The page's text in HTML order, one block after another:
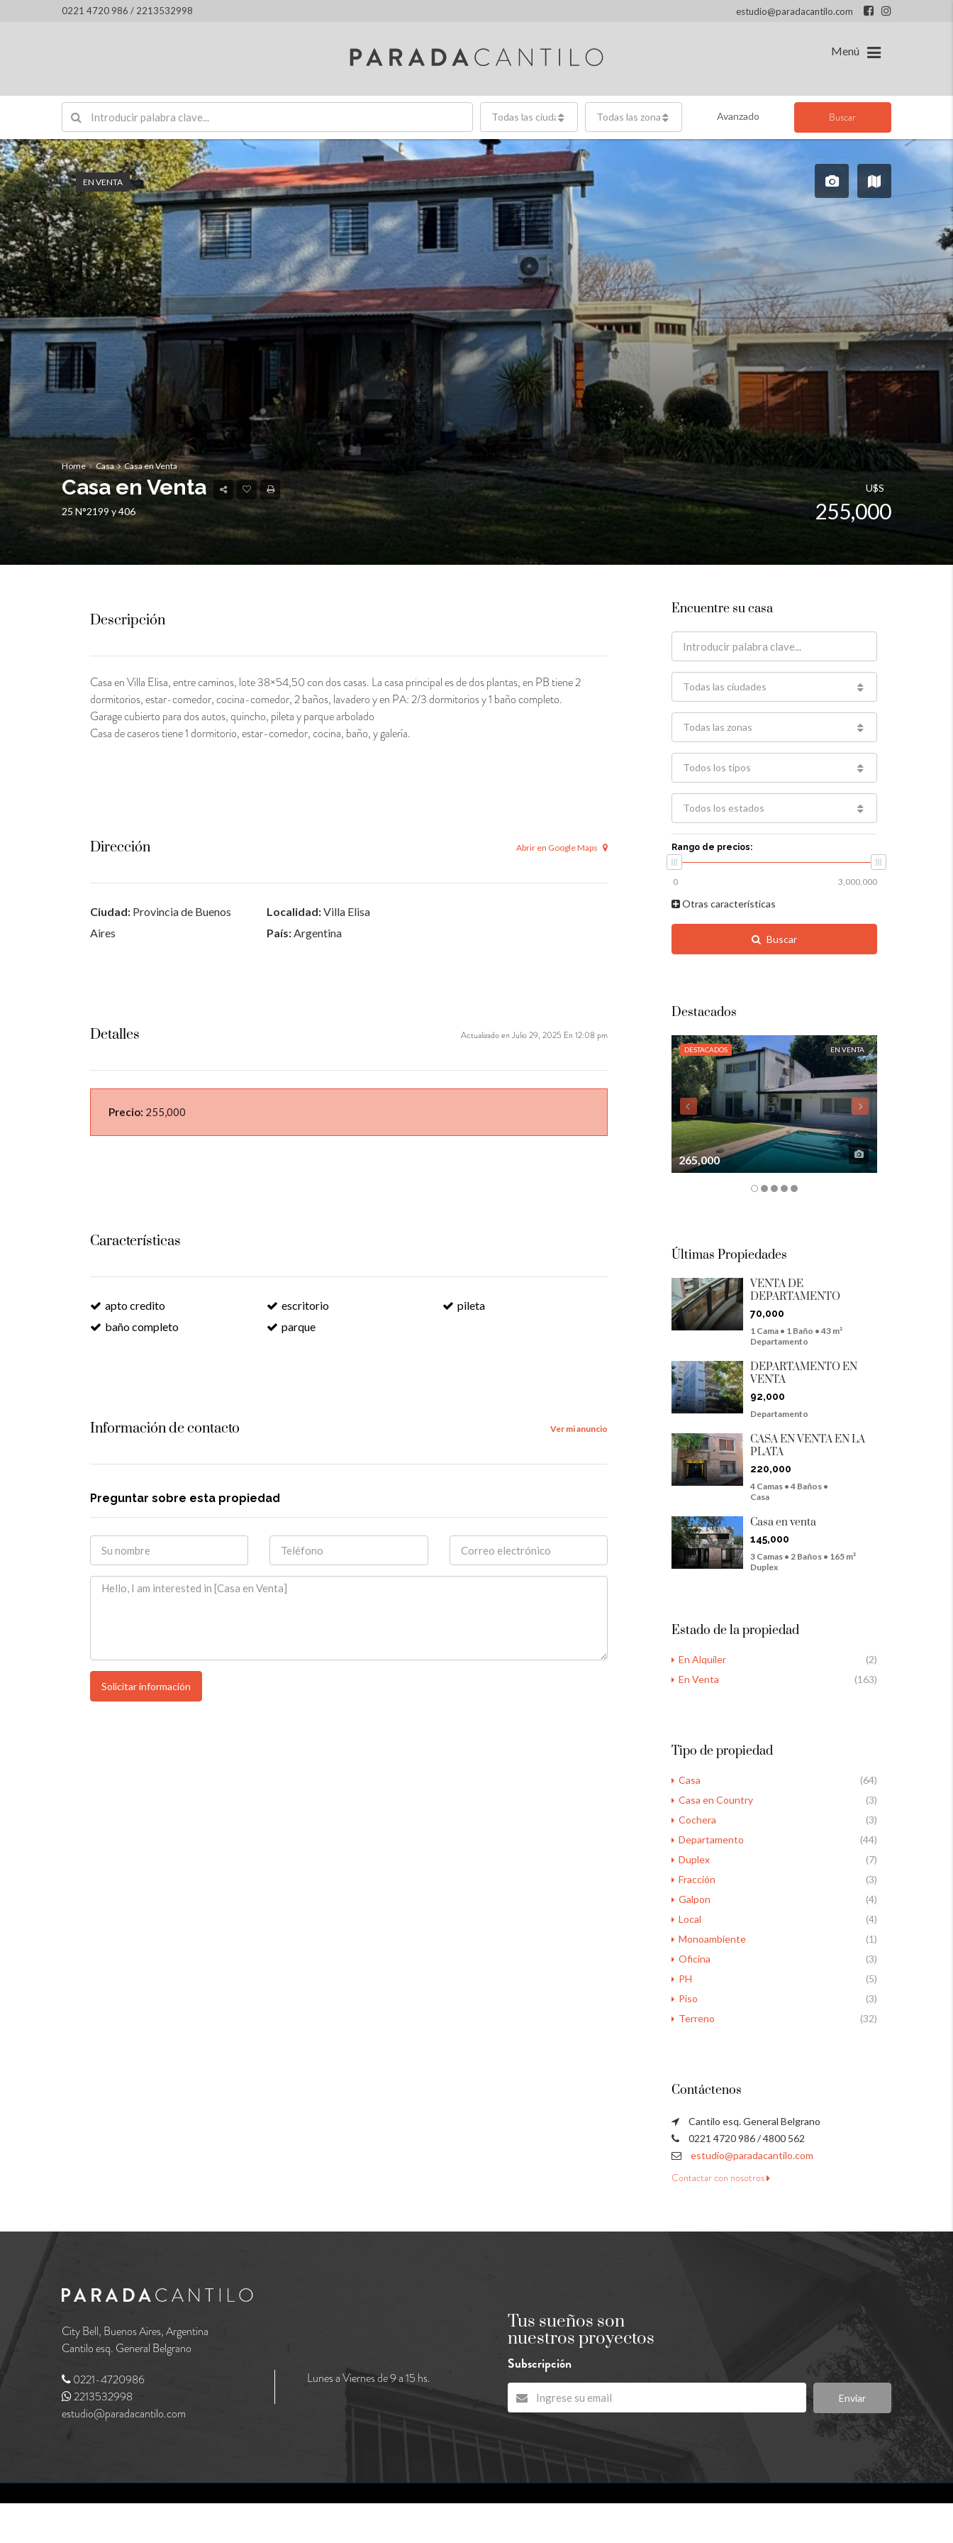
0221 4720 986 / 2213532998 estudio@paradacantilo.com
Menú
Todas las ciudades Todas las zonas Avanzado Buscar
EN VENTA
Home Casa Casa en Venta
Casa en Venta
25 N°2199 y 406
U$S
255,000
Descripción
Casa en Villa Elisa, entre caminos, lote 38×54,50 con dos casas. La casa principal es de dos plantas, en PB tiene 2
dormitorios, estar-comedor, cocina-comedor, 2 baños, lavadero y en PA: 2/3 dormitorios y 1 baño completo.
Garage cubierto para dos autos, quincho, pileta y parque arbolado
Casa de caseros tiene 1 dormitorio, estar-comedor, cocina, baño, y galería.
Dirección Abrir en Google Maps
Ciudad: Provincia de Buenos
Aires
Localidad:Villa Elisa
País:Argentina
Detalles Actualizado en Julio 29, 2025 En 12:08 pm
Precio: 255,000
Características
apto credito
baño completo
escritorio
parque
pileta
Información de contacto Ver mi anuncio
Preguntar sobre esta propiedad
Solicitar información
Encuentre su casa
Todas las ciudades
Todas las zonas
Todos los tipos
Todos los estados
Rango de precios:
Otras características
Buscar
Destacados
DESTACADOS EN VENTA
265,000
Últimas Propiedades
VENTA DE
DEPARTAMENTO
70,000
1 Cama • 1 Baño • 43 m²
Departamento
DEPARTAMENTO EN
VENTA
92,000
Departamento
CASA EN VENTA EN LA
PLATA
220,000
4 Camas • 4 Baños •
Casa
Casa en venta
145,000
3 Camas • 2 Baños • 165 m²
Duplex
Estado de la propiedad
En Alquiler
(2)
En Venta
(163)
Tipo de propiedad
Casa
(64)
Casa en Country
(3)
Cochera
(3)
Departamento
(44)
Duplex
(7)
Fracción
(3)
Galpon
(4)
Local
(4)
Monoambiente
(1)
Oficina
(3)
PH
(5)
Piso
(3)
Terreno
(32)
Contáctenos
Cantilo esq. General Belgrano
0221 4720 986 / 4800 562
estudio@paradacantilo.com
Contactar con nosotros
City Bell, Buenos Aires, Argentina
Cantilo esq. General Belgrano
0221-4720986
2213532998
estudio@paradacantilo.com
Lunes a Viernes de 9 a 15 hs.
Tus sueños son
nuestros proyectos
Subscripción
Enviar